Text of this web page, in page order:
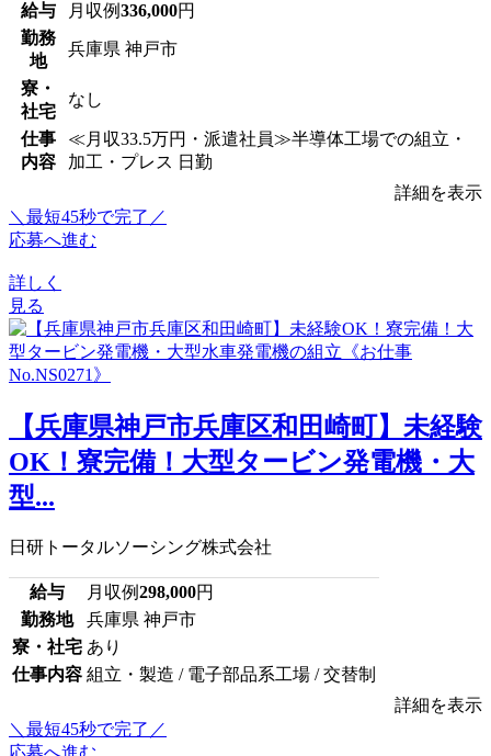
給与 月収例336,000円
勤務
地
兵庫県 神戸市
寮・
社宅
なし
仕事
内容
≪月収33.5万円・派遣社員≫半導体工場での組立・
加工・プレス 日勤
詳細を表示
＼最短45秒で完了／
応募へ進む
詳しく
見る
【兵庫県神戸市兵庫区和田崎町】未経験
OK！寮完備！大型タービン発電機・大
型...
日研トータルソーシング株式会社
給与 月収例298,000円
勤務地
兵庫県 神戸市
寮・社宅 あり
仕事内容 組立・製造 / 電子部品系工場 / 交替制
詳細を表示
＼最短45秒で完了／
応募へ進む